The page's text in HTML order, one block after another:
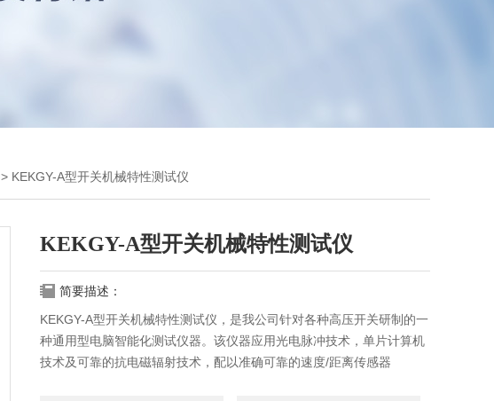
> KEKGY-A型开关机械特性测试仪
KEKGY-A型开关机械特性测试仪
简要描述：
KEKGY-A型开关机械特性测试仪，是我公司针对各种高压开关研制的一
种通用型电脑智能化测试仪器。该仪器应用光电脉冲技术，单片计算机
技术及可靠的抗电磁辐射技术，配以准确可靠的速度/距离传感器